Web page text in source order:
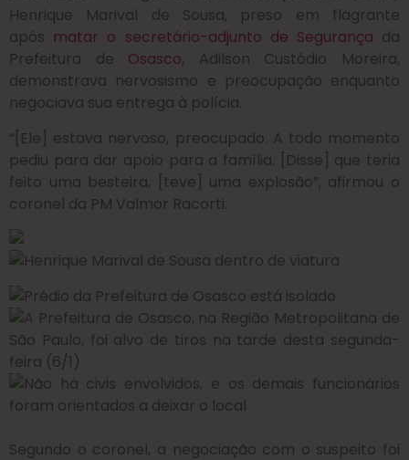
Henrique Marival de Sousa, preso em flagrante
após matar o secretário-adjunto de Segurança da
Prefeitura de Osasco, Adilson Custódio Moreira,
demonstrava nervosismo e preocupação enquanto
negociava sua entrega à polícia.
“[Ele] estava nervoso, preocupado. A todo momento
pediu para dar apoio para a família. [Disse] que teria
feito uma besteira, [teve] uma explosão”, afirmou o
coronel da PM Valmor Racorti.
Segundo o coronel, a negociação com o suspeito foi